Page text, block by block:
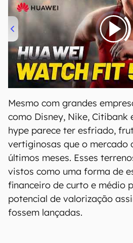
00:00/04:51
Mesmo com grandes
como Disney, Nike, Citibank
hype parece ter esfriado,
vertiginosas que o mercado
últimos meses. Esses
vistos como uma forma de
financeiro de curto e médio
potencial de valorização
fossem lançadas.